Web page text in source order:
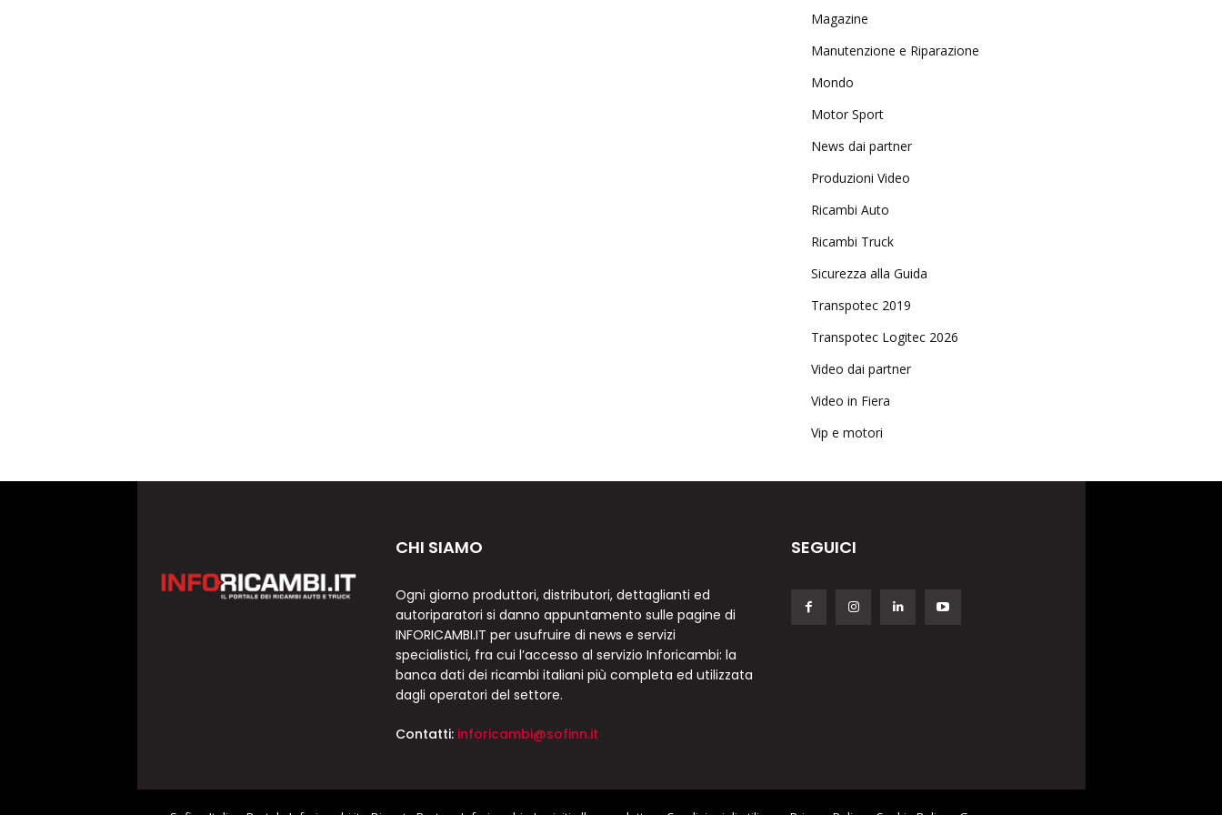
Magazine
Manutenzione e Riparazione
Mondo
Motor Sport
News dai partner
Produzioni Video
Ricambi Auto
Ricambi Truck
Sicurezza alla Guida
Transpotec 2019
Transpotec Logitec 2026
Video dai partner
Video in Fiera
Vip e motori
CHI SIAMO
Ogni giorno produttori, distributori, dettaglianti ed
autoriparatori si danno appuntamento sulle pagine di
INFORICAMBI.IT per usufruire di news e servizi
specialistici, fra cui l’accesso al servizio Inforicambi: la
banca dati dei ricambi italiani più completa ed utilizzata
dagli operatori del settore.
Contatti: inforicambi@sofinn.it
SEGUICI